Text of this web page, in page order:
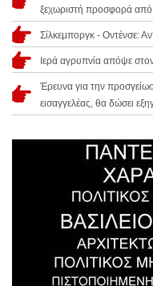
ξεχωριστή προσφορά
Σίλκεμποργκ - Οντένσε:
Ιερά αγρυπνία απόψε
Έρευνα για την
εισαγγελέας, θα δώσει